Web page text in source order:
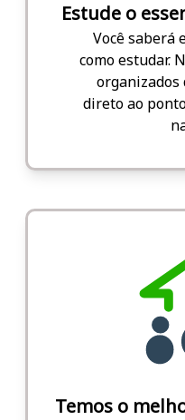
Estude o
Você saberá
como estudar.
direto ao
Temos o